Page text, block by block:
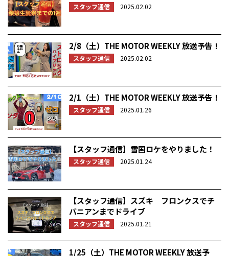
スタッフ通信 2025.02.02
2/8（土）THE MOTOR WEEKLY 放送予告！
スタッフ通信 2025.02.02
2/1（土）THE MOTOR WEEKLY 放送予告！
スタッフ通信 2025.01.26
【スタッフ通信】雪国ロケをやりました！
スタッフ通信 2025.01.24
【スタッフ通信】スズキ フロンクスでチ
バニアンまでドライブ
スタッフ通信 2025.01.21
1/25（土）THE MOTOR WEEKLY 放送予